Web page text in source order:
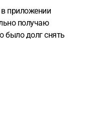
в приложении
получаю
было долг снять